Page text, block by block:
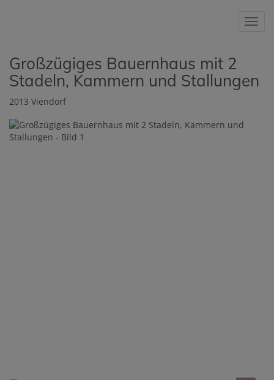
Großzügiges Bauernhaus mit 2
Stadeln, Kammern und Stallungen
2013 Viendorf